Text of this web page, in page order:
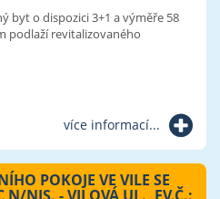
byt o dispozici 3+1 a výměře 58
podlaží revitalizovaného
více informací...
POKOJE VE VILE SE